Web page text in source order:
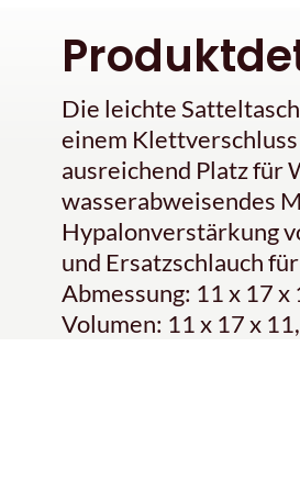
Die leichte
einem
ausreichend Platz für
wasserabweisendes
Hypalonverstärkung
und Ersatzschlauch
Abmessung: 11 x 17 x
Volumen: 11 x 17 x